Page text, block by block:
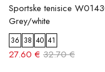
Sportske tenisice
Grey/white
36 38 40 41
27.60 € 32.70 €